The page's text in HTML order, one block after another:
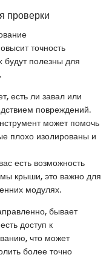
проверки
точность
будут полезны для
есть ли завал или
повреждений.
может помочь
плохо изолированы и
есть возможность
крыши, это важно для
модулях.
бывает
доступ к
что может
более точно